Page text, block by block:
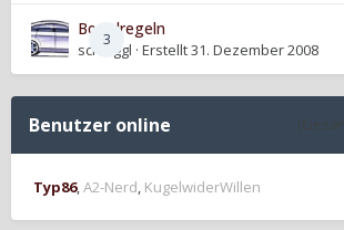
3
Boardregeln
schniggl · Erstellt31. Dezember 2008
Benutzer online
Typ86 A2-Nerd KugelwiderWillen